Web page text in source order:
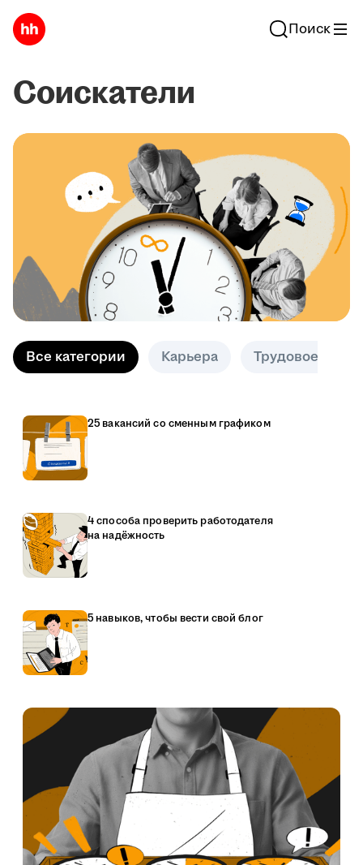
Поиск
Соискатели
Все категории Карьера Трудовое право
25 вакансий со сменным графиком
4 способа проверить работодателя
на надёжность
5 навыков, чтобы вести свой блог